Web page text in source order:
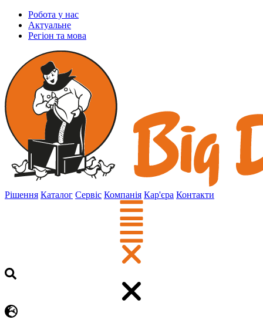
Робота у нас
Актуальне
Регіон та мова
Рішення Каталог Сервіс Компанія Кар'єра Контакти